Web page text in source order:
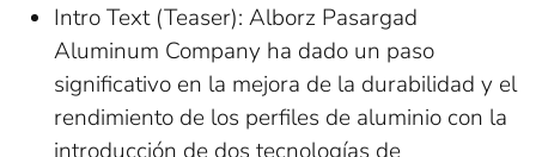
Intro Text (Teaser): Alborz Pasargad
Aluminum Company ha dado un paso
significativo en la mejora de la durabilidad y el
rendimiento de los perfiles de aluminio con la